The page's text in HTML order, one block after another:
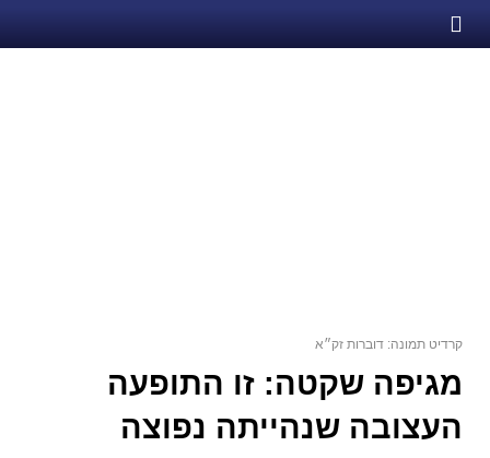
קרדיט תמונה: דוברות זק״א
מגיפה שקטה: זו התופעה
העצובה שנהייתה נפוצה